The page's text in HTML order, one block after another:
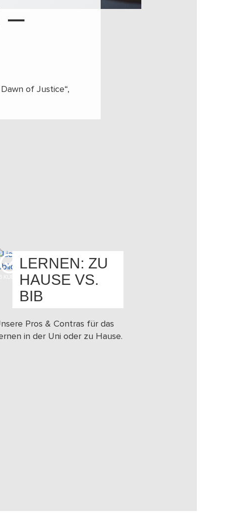
–
of Justice“,
LERNEN: ZU
HAUSE VS.
BIB
Pros & Contras für das
in der Uni oder zu Hause.